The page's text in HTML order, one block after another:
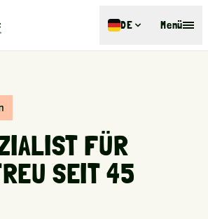
DE Menü
FÜR
SEIT 45